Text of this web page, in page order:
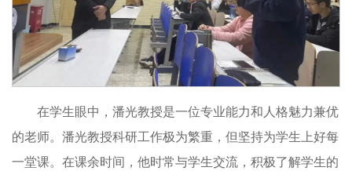
在学生眼中，潘光教授是一位专业能力和人格魅力兼优
的老师。潘光教授科研工作极为繁重，但坚持为学生上好每
一堂课。在课余时间，他时常与学生交流，积极了解学生的